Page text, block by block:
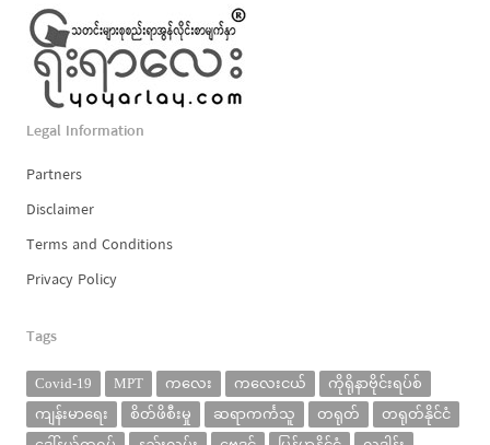
Legal Information
Partners
Disclaimer
Terms and Conditions
Privacy Policy
Tags
Covid-19 MPT ကလေး ကလေးငယ်
ကိုရိုနာဗိုင်းရပ်စ်
ကျန်းမာရေး
စိတ်ဖိစီးမှု ဆရာကင်္ကသူ တရုတ်
တရုတ်နိုင်ငံ